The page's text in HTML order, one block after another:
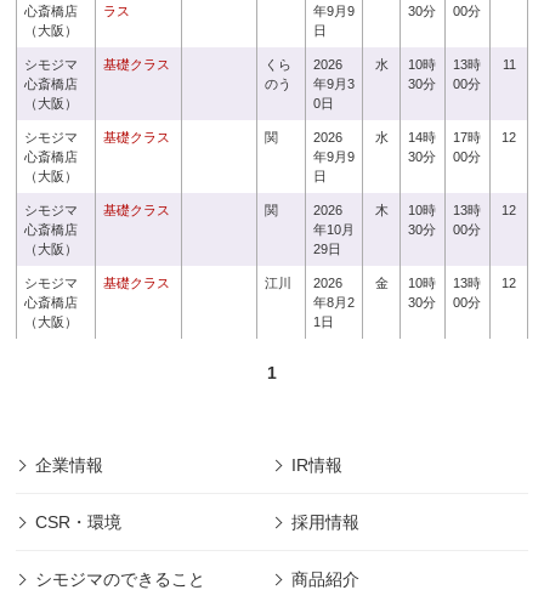
心斎橋店
（大阪）
ラス
年9月9
日
30分
00分
シモジマ
心斎橋店
（大阪）
基礎クラス
くら
のう
2026
年9月3
0日
水
10時
30分
13時
00分
11
シモジマ
心斎橋店
（大阪）
基礎クラス 関
2026
年9月9
日
水
14時
30分
17時
00分
12
シモジマ
心斎橋店
（大阪）
基礎クラス 関
2026
年10月
29日
木
10時
30分
13時
00分
12
シモジマ
心斎橋店
（大阪）
基礎クラス 江川
2026
年8月2
1日
金
10時
30分
13時
00分
12
1
企業情報 IR情報
CSR・環境 採用情報
シモジマのできること 商品紹介